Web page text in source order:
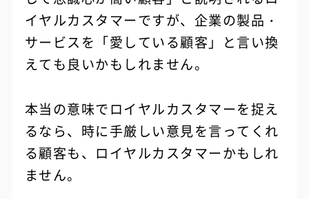
イヤルカスタマーですが、企業の製品・
サービスを「愛している顧客」と言い換
えても良いかもしれません。
本当の意味でロイヤルカスタマーを捉え
るなら、時に手厳しい意見を言ってくれ
る顧客も、ロイヤルカスタマーかもしれ
ません。